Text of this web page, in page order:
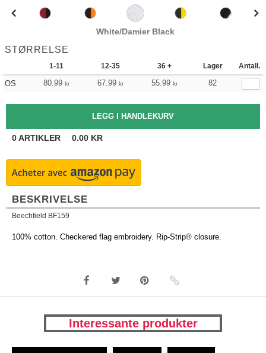
White/Damier Black
STØRRELSE
1-11 12-35 36 + Lager Antall.
OS 80.99 kr 67.99 kr 55.99 kr 82
0ARTIKLER 0.00 KR
BESKRIVELSE
Beechfield BF159
100% cotton. Checkered flag embroidery. Rip-Strip® closure.
Interessante produkter